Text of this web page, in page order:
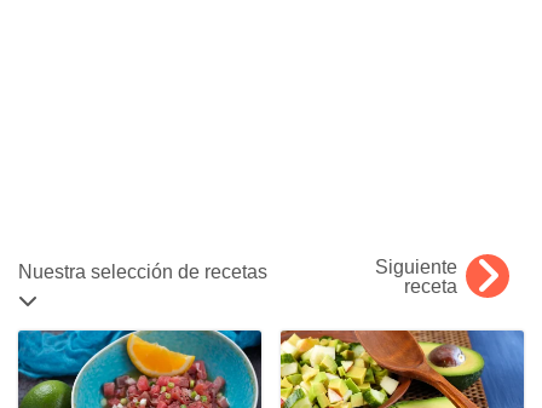
Nuestra selección de recetas
Siguiente
receta